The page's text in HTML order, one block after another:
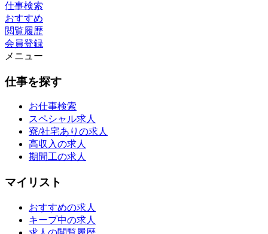
仕事検索
おすすめ
閲覧履歴
会員登録
メニュー
仕事を探す
お仕事検索
スペシャル求人
寮/社宅ありの求人
高収入の求人
期間工の求人
マイリスト
おすすめの求人
キープ中の求人